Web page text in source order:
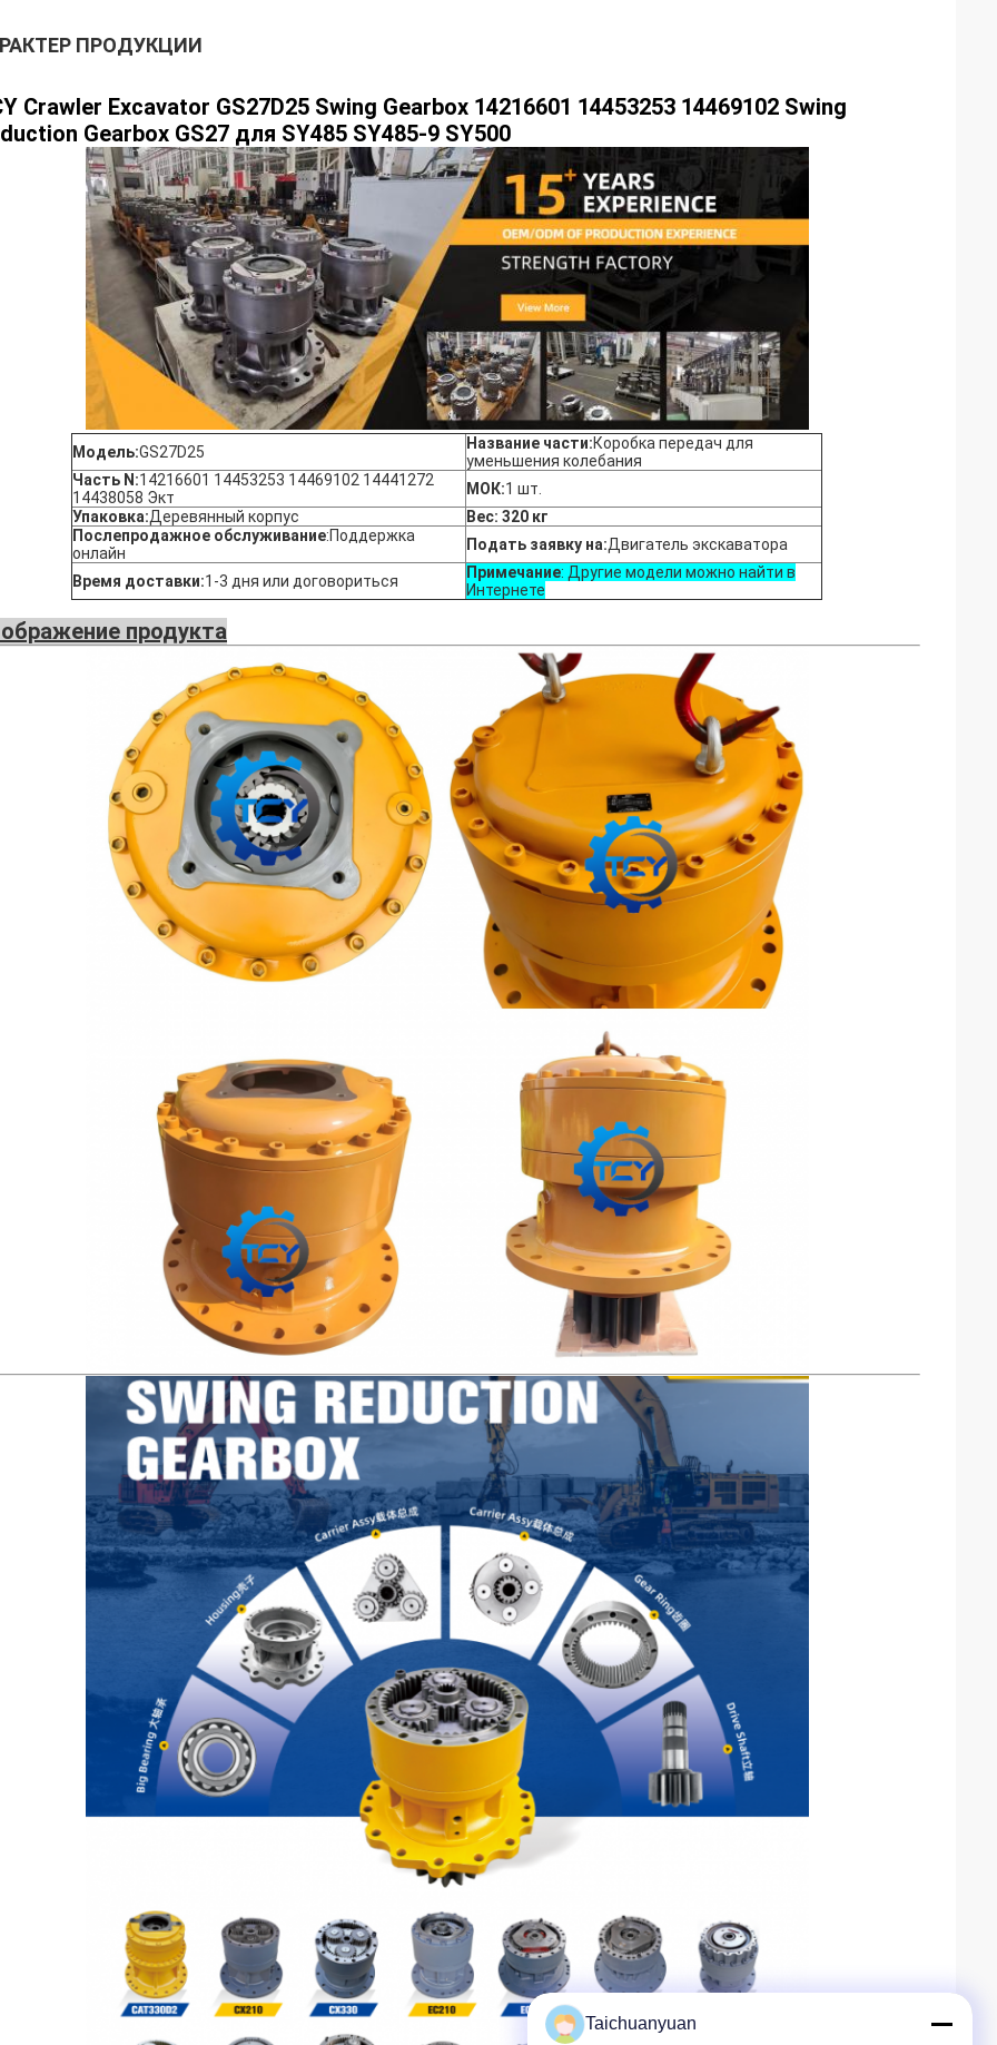
ПРОДУКЦИИ
Crawler Excavator GS27D25 Swing Gearbox 14216601 14453253 14469102 Swing
Gearbox GS27 для SY485 SY485-9 SY500
Модель:GS27D25 Название части:Коробка передач для
уменьшения колебания
Часть N:14216601 14453253 14469102 14441272
14438058 Экт
МОК:1 шт.
Упаковка:Деревянный корпус
Вес: 320 кг
Послепродажное обслуживание:Поддержка
онлайн
Подать заявку на:Двигатель экскаватора
Время доставки:1-3 дня или договориться Примечание: Другие модели можно найти в
Интернете
продукта
Taichuanyuan